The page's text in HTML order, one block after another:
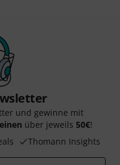
und gewinne mit
über jeweils 50€!
Thomann Insights